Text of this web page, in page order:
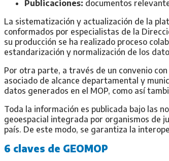
Publicaciones: documentos
La sistematización y actualización de la
conformados por especialistas de la
su producción se ha realizado proceso
estandarización y normalización de los
Por otra parte, a través de un convenio
asociado de alcance departamental y
datos generados en el MOP, como así
Toda la información es publicada bajo las
geoespacial integrada por organismos de
país. De este modo, se garantiza la
6 claves de GEOMOP